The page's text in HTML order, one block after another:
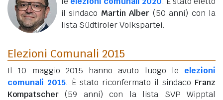
il sindaco Martin Alber (50 anni) con la
lista Südtiroler Volkspartei.
Elezioni Comunali 2015
Il 10 maggio 2015 hanno avuto luogo le elezioni
comunali 2015. È stato riconfermato il sindaco Franz
Kompatscher (59 anni) con la lista SVP Wipptal